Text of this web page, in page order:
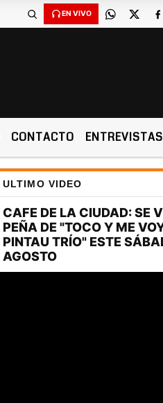
EN VIVO
CONTACTO ENTREVISTAS
ULTIMO VIDEO